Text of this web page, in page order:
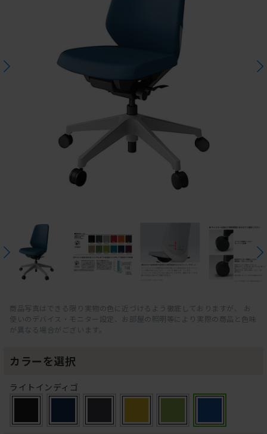
商品写真はできる限り実物の色に近づけるよう徹底しておりますが、 お
使いのデバイス・モニター設定、お部屋の照明等により実際の商品と色味
が異なる場合がございます。
カラーを選択
ライトインディゴ